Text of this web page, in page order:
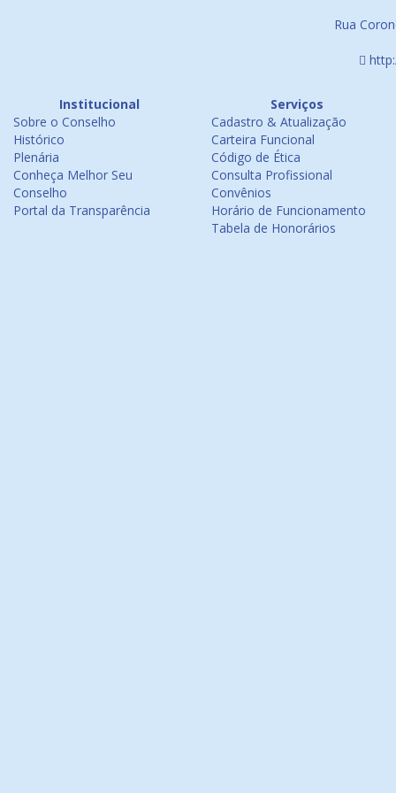
Rua
Institucional
Sobre o Conselho
Histórico
Plenária
Conheça Melhor Seu
Conselho
Portal da Transparência
Serviços
Cadastro & Atualização
Carteira Funcional
Código de Ética
Consulta Profissional
Convênios
Horário de Funcionamento
Tabela de Honorários